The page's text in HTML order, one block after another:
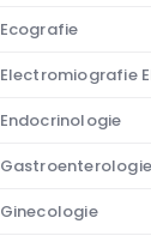
Ecografie
Electromiografie
Endocrinologie
Gastroenterologie
Ginecologie